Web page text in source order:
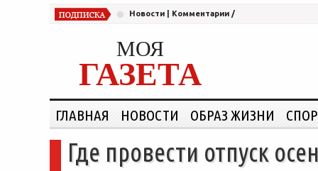
Новости Комментарии /
МОЯ
ГАЗЕТА
ГЛАВНАЯ НОВОСТИ ОБРАЗ ЖИЗНИ
Где провести отпуск